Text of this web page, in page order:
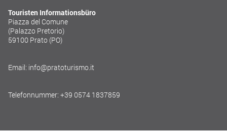
Touristen Informationsbüro
Piazza del Comune
(Palazzo Pretorio)
59100 Prato (PO)
Email: info@pratoturismo.it
Telefonnummer: +39 0574 1837859